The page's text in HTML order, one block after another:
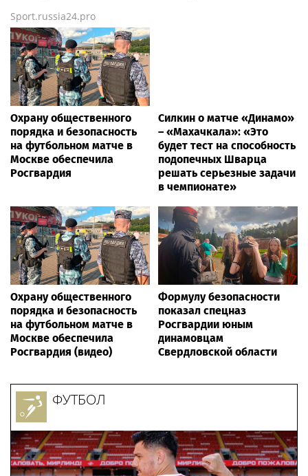
Sport.russia24.pro
Охрану общественного
порядка и безопасность
на футбольном матче в
Москве обеспечила
Росгвардия
Силкин о матче «Динамо»
– «Махачкала»: «Это
будет тест на способность
подопечных Шварца
решать серьезные задачи
в чемпионате»
Охрану общественного
порядка и безопасность
на футбольном матче в
Москве обеспечила
Росгвардия (видео)
Формулу безопасности
показал спецназ
Росгвардии юным
динамовцам
Свердловской области
ФУТБОЛ